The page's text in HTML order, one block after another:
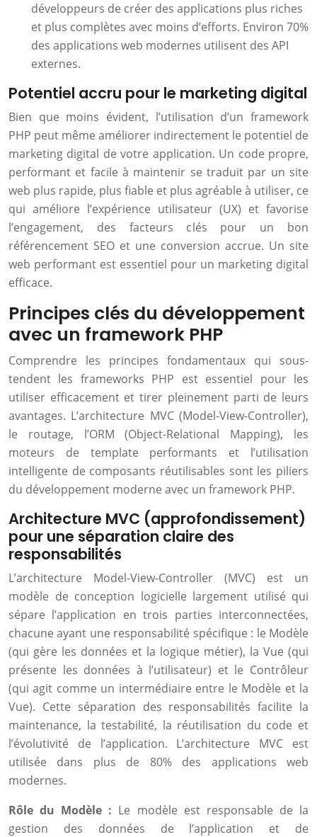
développeurs de créer des applications plus riches
et plus complètes avec moins d’efforts. Environ 70%
des applications web modernes utilisent des API
externes.
Potentiel accru pour le marketing digital
Bien que moins évident, l’utilisation d’un framework
PHP peut même améliorer indirectement le potentiel de
marketing digital de votre application. Un code propre,
performant et facile à maintenir se traduit par un site
web plus rapide, plus fiable et plus agréable à utiliser, ce
qui améliore l’expérience utilisateur (UX) et favorise
l’engagement, des facteurs clés pour un bon
référencement SEO et une conversion accrue. Un site
web performant est essentiel pour un marketing digital
efficace.
Principes clés du développement
avec un framework PHP
Comprendre les principes fondamentaux qui sous-
tendent les frameworks PHP est essentiel pour les
utiliser efficacement et tirer pleinement parti de leurs
avantages. L’architecture MVC (Model-View-Controller),
le routage, l’ORM (Object-Relational Mapping), les
moteurs de template performants et l’utilisation
intelligente de composants réutilisables sont les piliers
du développement moderne avec un framework PHP.
Architecture MVC (approfondissement)
pour une séparation claire des
responsabilités
L’architecture Model-View-Controller (MVC) est un
modèle de conception logicielle largement utilisé qui
sépare l’application en trois parties interconnectées,
chacune ayant une responsabilité spécifique : le Modèle
(qui gère les données et la logique métier), la Vue (qui
présente les données à l’utilisateur) et le Contrôleur
(qui agit comme un intermédiaire entre le Modèle et la
Vue). Cette séparation des responsabilités facilite la
maintenance, la testabilité, la réutilisation du code et
l’évolutivité de l’application. L’architecture MVC est
utilisée dans plus de 80% des applications web
modernes.
Rôle du Modèle : Le modèle est responsable de la
gestion des données de l’application et de